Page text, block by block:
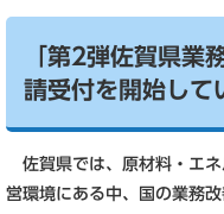
「第2弾佐賀県業
請受付を開始して
佐賀県では、原材料・エネ
営環境にある中、国の業務